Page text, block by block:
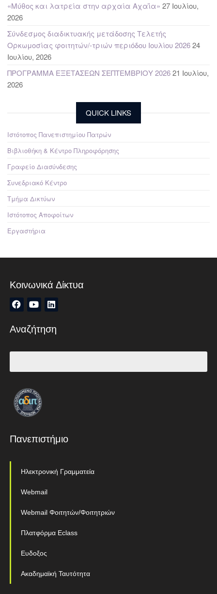
«Μύθος και λατρεία στην αρχαία Αχαΐα» 27 Ιουλίου,
2026
Σύνδεσμος διαδικτυακής μετάδοσης Τελετής
Ορκωμοσίας φοιτητών/-τριών περιόδου Ιουλίου 202624
Ιουλίου, 2026
ΠΡΟΓΡΑΜΜΑ ΕΞΕΤΑΣΕΩΝ ΣΕΠΤΕΜΒΡΙΟΥ 202621 Ιουλίου,
2026
QUICK LINKS
Ιστότοπος Πανεπιστημίου Πατρών
Βιβλιοθήκη & Κέντρο Πληροφόρησης
Γραφείο Διασύνδεσης
Συνεδριακό Κέντρο
Τμήμα Δικτύων
Ιστότοπος Αποφοίτων
Εργαστήρια
Κοινωνικά Δίκτυα
Αναζήτηση
Πανεπιστήμιο
Ηλεκτρονική Γραμματεία
Webmail
Webmail Φοιτητών/Φοιτητριών
Πλατφόρμα Eclass
Ευδοξος
Ακαδημαϊκή Ταυτότητα